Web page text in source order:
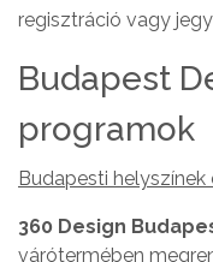
regisztráció vagy
Budapest
programok
Budapesti helyszínek
360 Design
várótermében